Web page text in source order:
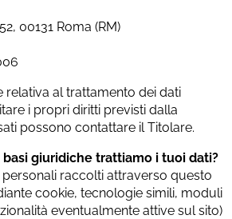
00131 Roma (RM)
relativa al trattamento dei dati
i propri diritti previsti dalla
possono contattare il Titolare.
basi giuridiche trattiamo i tuoi dati?
raccolti attraverso questo
cookie, tecnologie simili, moduli
eventualmente attive sul sito)